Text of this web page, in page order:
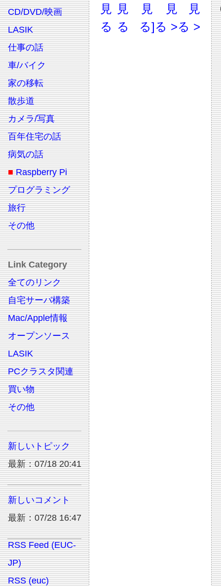
CD/DVD/映画
LASIK
仕事の話
車/バイク
家の移転
散歩道
カメラ/写真
百年住宅の話
病気の話
■ Raspberry Pi
プログラミング
旅行
その他
Link Category
全てのリンク
自宅サーバ構築
Mac/Apple情報
オープンソース
LASIK
PCクラスタ関連
買い物
その他
新しいトピック
最新：07/18 20:41
新しいコメント
最新：07/28 16:47
RSS Feed (EUC-
JP)
RSS (euc)
見
る
見
る
見
る]
見
る >
見
る >